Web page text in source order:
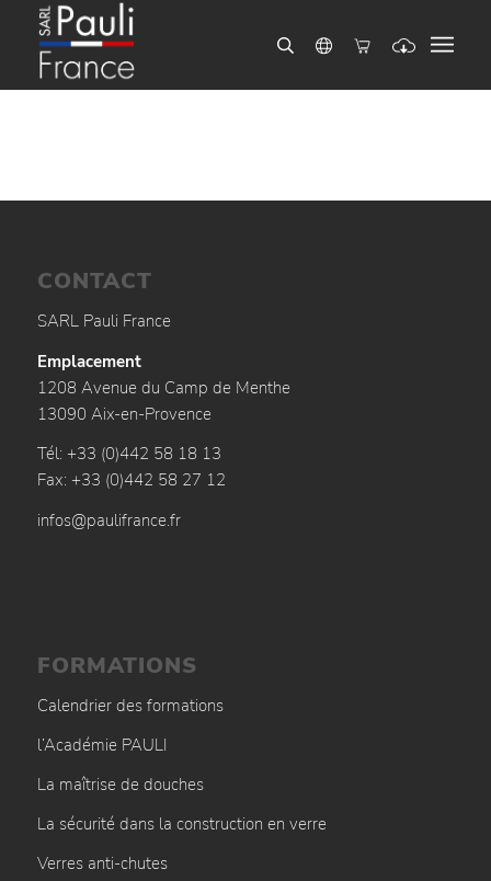
CONTACT
SARL Pauli France
Emplacement
1208 Avenue du Camp de Menthe
13090 Aix-en-Provence
Tél: +33 (0)442 58 18 13
Fax: +33 (0)442 58 27 12
infos@paulifrance.fr
FORMATIONS
Calendrier des formations
l’Académie PAULI
La maîtrise de douches
La sécurité dans la construction en verre
Verres anti-chutes